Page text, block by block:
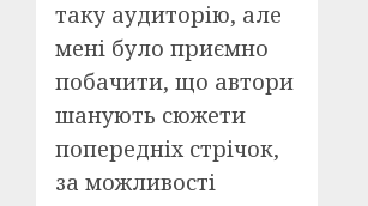
таку аудиторію, але
мені було приємно
побачити, що автори
шанують сюжети
попередніх стрічок,
за можливості